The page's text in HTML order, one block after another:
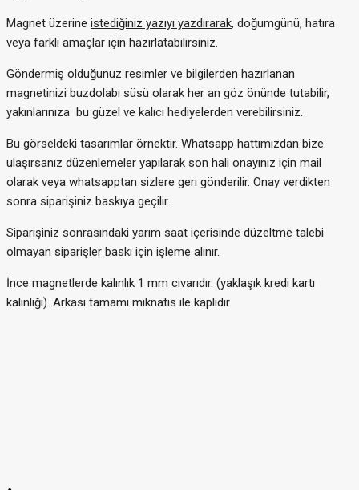
Magnet üzerine istediğiniz yazıyı yazdırarak, doğumgünü, hatıra
veya farklı amaçlar için hazırlatabilirsiniz.
Göndermiş olduğunuz resimler ve bilgilerden hazırlanan
magnetinizi buzdolabı süsü olarak her an göz önünde tutabilir,
yakınlarınıza bu güzel ve kalıcı hediyelerden verebilirsiniz.
Bu görseldeki tasarımlar örnektir. Whatsapp hattımızdan bize
ulaşırsanız düzenlemeler yapılarak son hali onayınız için mail
olarak veya whatsapptan sizlere geri gönderilir. Onay verdikten
sonra siparişiniz baskıya geçilir.
Siparişiniz sonrasındaki yarım saat içerisinde düzeltme talebi
olmayan siparişler baskı için işleme alınır.
İnce magnetlerde kalınlık 1 mm civarıdır. (yaklaşık kredi kartı
kalınlığı). Arkası tamamı mıknatıs ile kaplıdır.